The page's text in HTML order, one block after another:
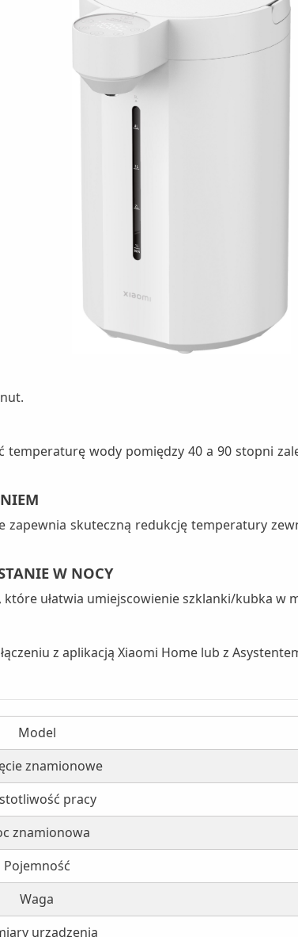
temperaturę wody pomiędzy 40 a 90 stopni
zapewnia skuteczną redukcję temperatury
W NOCY
ułatwia umiejscowienie szklanki/kubka w
z aplikacją Xiaomi Home lub z
Model
znamionowe
pracy
znamionowa
Pojemność
Waga
urządzenia